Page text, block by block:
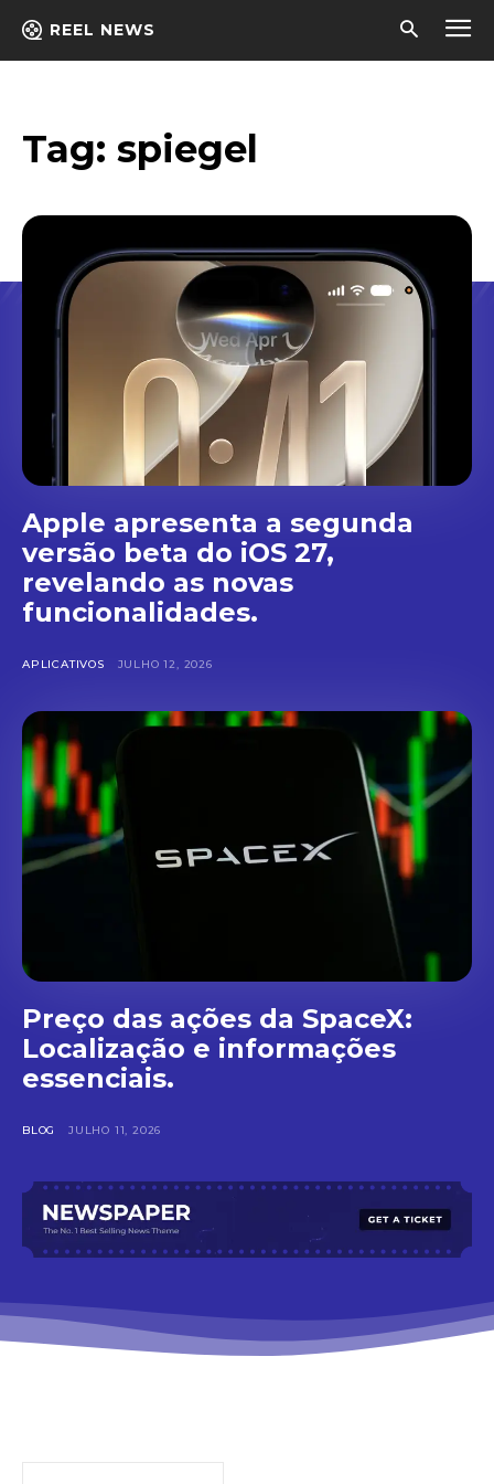
REEL NEWS
Tag: spiegel
Apple apresenta a segunda
versão beta do iOS 27,
revelando as novas
funcionalidades.
APLICATIVOS JULHO 12, 2026
Preço das ações da SpaceX:
Localização e informações
essenciais.
BLOG JULHO 11, 2026